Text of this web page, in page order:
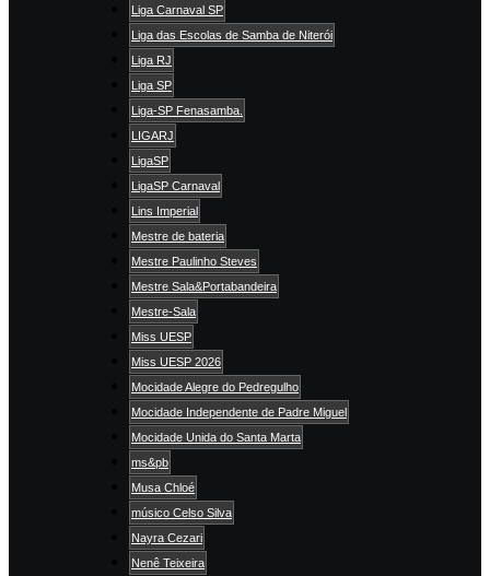
Liga Carnaval SP
Liga das Escolas de Samba de Niterói
Liga RJ
Liga SP
Liga-SP Fenasamba.
LIGARJ
LigaSP
LigaSP Carnaval
Lins Imperial
Mestre de bateria
Mestre Paulinho Steves
Mestre Sala&Portabandeira
Mestre-Sala
Miss UESP
Miss UESP 2026
Mocidade Alegre do Pedregulho
Mocidade Independente de Padre Miguel
Mocidade Unida do Santa Marta
ms&pb
Musa Chloé
músico Celso Silva
Nayra Cezari
Nenê Teixeira